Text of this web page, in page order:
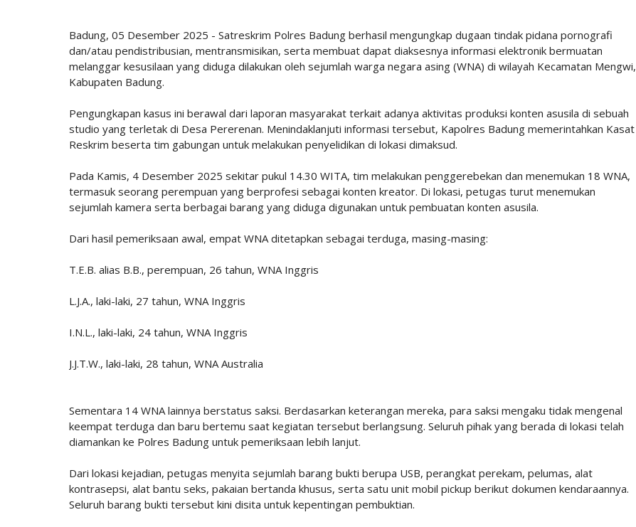
Badung, 05 Desember 2025 - Satreskrim Polres Badung berhasil mengungkap dugaan tindak pidana pornografi
dan/atau pendistribusian, mentransmisikan, serta membuat dapat diaksesnya informasi elektronik bermuatan
melanggar kesusilaan yang diduga dilakukan oleh sejumlah warga negara asing (WNA) di wilayah Kecamatan Mengwi,
Kabupaten Badung.
Pengungkapan kasus ini berawal dari laporan masyarakat terkait adanya aktivitas produksi konten asusila di sebuah
studio yang terletak di Desa Pererenan. Menindaklanjuti informasi tersebut, Kapolres Badung memerintahkan Kasat
Reskrim beserta tim gabungan untuk melakukan penyelidikan di lokasi dimaksud.
Pada Kamis, 4 Desember 2025 sekitar pukul 14.30 WITA, tim melakukan penggerebekan dan menemukan 18 WNA,
termasuk seorang perempuan yang berprofesi sebagai konten kreator. Di lokasi, petugas turut menemukan
sejumlah kamera serta berbagai barang yang diduga digunakan untuk pembuatan konten asusila.
Dari hasil pemeriksaan awal, empat WNA ditetapkan sebagai terduga, masing-masing:
T.E.B. alias B.B., perempuan, 26 tahun, WNA Inggris
L.J.A., laki-laki, 27 tahun, WNA Inggris
I.N.L., laki-laki, 24 tahun, WNA Inggris
J.J.T.W., laki-laki, 28 tahun, WNA Australia
Sementara 14 WNA lainnya berstatus saksi. Berdasarkan keterangan mereka, para saksi mengaku tidak mengenal
keempat terduga dan baru bertemu saat kegiatan tersebut berlangsung. Seluruh pihak yang berada di lokasi telah
diamankan ke Polres Badung untuk pemeriksaan lebih lanjut.
Dari lokasi kejadian, petugas menyita sejumlah barang bukti berupa USB, perangkat perekam, pelumas, alat
kontrasepsi, alat bantu seks, pakaian bertanda khusus, serta satu unit mobil pickup berikut dokumen kendaraannya.
Seluruh barang bukti tersebut kini disita untuk kepentingan pembuktian.